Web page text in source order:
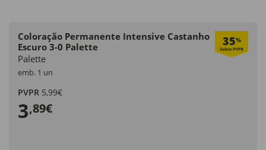
Coloração Permanente Intensive Castanho
Escuro 3-0 Palette
35%
Palette
emb. 1 un
PVPR 5,99€
3,89€